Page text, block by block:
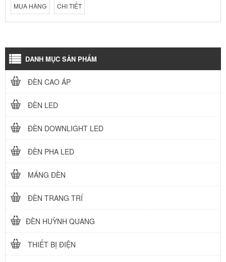
MUA HÀNG CHI TIẾT
DANH MỤC SẢN PHẨM
ĐÈN CAO ÁP
ĐÈN LED
ĐÈN DOWNLIGHT LED
ĐÈN PHA LED
MÁNG ĐÈN
ĐÈN TRANG TRÍ
ĐÈN HUỲNH QUANG
THIẾT BỊ ĐIỆN